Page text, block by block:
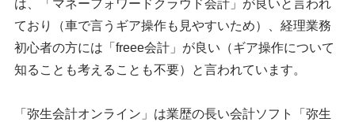
は、「マネーフォワードクラウド会計」が良いと言われ
ており（車で言うギア操作も見やすいため）、経理業務
初心者の方には「freee会計」が良い（ギア操作について
知ることも考えることも不要）と言われています。
「弥生会計オンライン」は業歴の長い会計ソフト「弥生